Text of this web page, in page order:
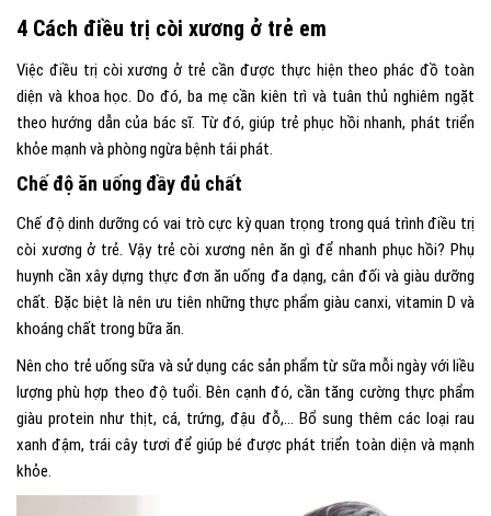
4 Cách điều trị còi xương ở trẻ em
Việc điều trị còi xương ở trẻ cần được thực hiện theo phác đồ toàn
diện và khoa học. Do đó, ba mẹ cần kiên trì và tuân thủ nghiêm ngặt
theo hướng dẫn của bác sĩ. Từ đó, giúp trẻ phục hồi nhanh, phát triển
khỏe mạnh và phòng ngừa bệnh tái phát.
Chế độ ăn uống đầy đủ chất
Chế độ dinh dưỡng có vai trò cực kỳ quan trọng trong quá trình điều trị
còi xương ở trẻ. Vậy trẻ còi xương nên ăn gì để nhanh phục hồi? Phụ
huynh cần xây dựng thực đơn ăn uống đa dạng, cân đối và giàu dưỡng
chất. Đặc biệt là nên ưu tiên những thực phẩm giàu canxi, vitamin D và
khoáng chất trong bữa ăn.
Nên cho trẻ uống sữa và sử dụng các sản phẩm từ sữa mỗi ngày với liều
lượng phù hợp theo độ tuổi. Bên cạnh đó, cần tăng cường thực phẩm
giàu protein như thịt, cá, trứng, đậu đỗ,… Bổ sung thêm các loại rau
xanh đậm, trái cây tươi để giúp bé được phát triển toàn diện và mạnh
khỏe.